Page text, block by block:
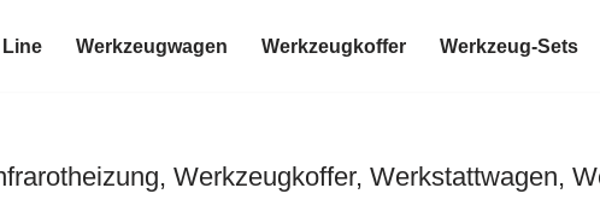
Line Werkzeugwagen Werkzeugkoffer Werkzeug-Sets
Werkzeugkoffer, Werkstattwagen,